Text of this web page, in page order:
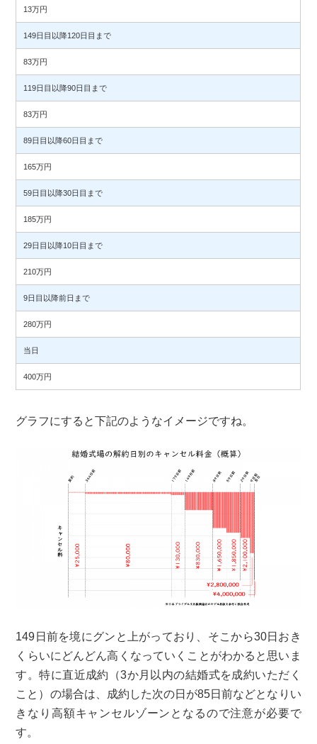
13万円
149日目以降120日目まで
83万円
119日目以降90日目まで
83万円
89日目以降60日目まで
165万円
59日目以降30日目まで
185万円
29日目以降10日目まで
210万円
9日目以降前日まで
280万円
当日
400万円
グラフにすると下記のようなイメージですね。
149日前を境にグンと上がっており、そこから30日おき
くらいにどんどん高くなっていくことがわかると思いま
す。特に直近成約（3か月以内の結婚式を成約いただく
こと）の場合は、成約した次の日が85日前などとなりい
きなり高額キャンセルゾーンとなるので注意が必要で
す。